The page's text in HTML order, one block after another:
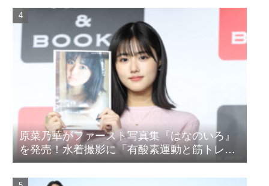
原菜乃華がファースト写真集『はなのいろ』
を発売！水着撮影に「有酸素運動と筋トレを
頑張りました」